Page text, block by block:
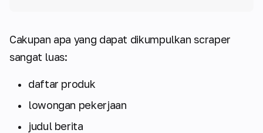
Cakupan apa yang dapat dikumpulkan scraper
sangat luas:
daftar produk
lowongan pekerjaan
judul berita